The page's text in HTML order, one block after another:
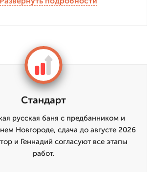
Стандарт
русская баня с предбанником и
Новгороде, сдача до августе 2026
и Геннадий согласуют все этапы
работ.